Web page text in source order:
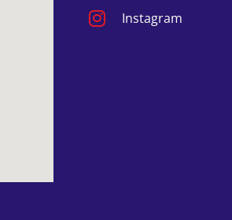
Instagram